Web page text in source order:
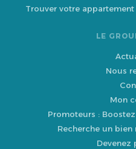
Trouver votre
LE
Nous
Mon
Promoteurs :
Recherche un
Devenez